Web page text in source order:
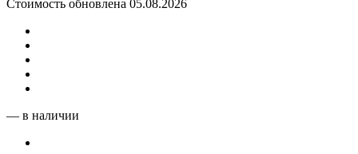
Стоимость обновлена 05.08.2026
— в наличии